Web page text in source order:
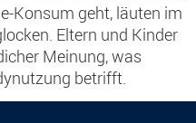
Konsum geht, läuten im
Eltern und Kinder
Meinung, was
betrifft.